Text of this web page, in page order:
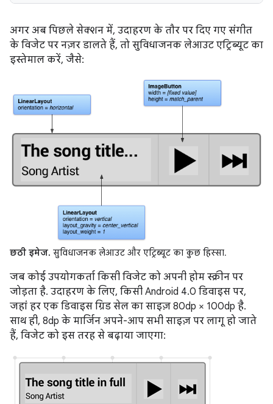
अगर अब पिछले सेक्शन में, उदाहरण के तौर पर दिए गए संगीत
के विजेट पर नज़र डालते हैं, तो सुविधाजनक लेआउट एट्रिब्यूट का
इस्तेमाल करें, जैसे:
छठी इमेज. सुविधाजनक लेआउट और एट्रिब्यूट का कुछ हिस्सा.
जब कोई उपयोगकर्ता किसी विजेट को अपनी होम स्क्रीन पर
जोड़ता है. उदाहरण के लिए, किसी Android 4.0 डिवाइस पर,
जहां हर एक डिवाइस ग्रिड सेल का साइज़ 80dp × 100dp है.
साथ ही, 8dp के मार्जिन अपने-आप सभी साइज़ पर लागू हो जाते
हैं, विजेट को इस तरह से बढ़ाया जाएगा: